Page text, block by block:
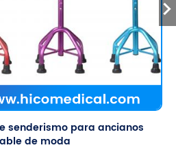
senderismo para ancianos
de moda